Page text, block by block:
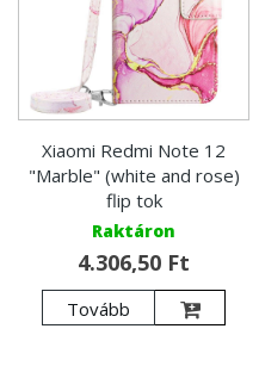
Xiaomi Redmi Note 12
"Marble" (white and rose)
flip tok
Raktáron
4.306,50 Ft
Tovább